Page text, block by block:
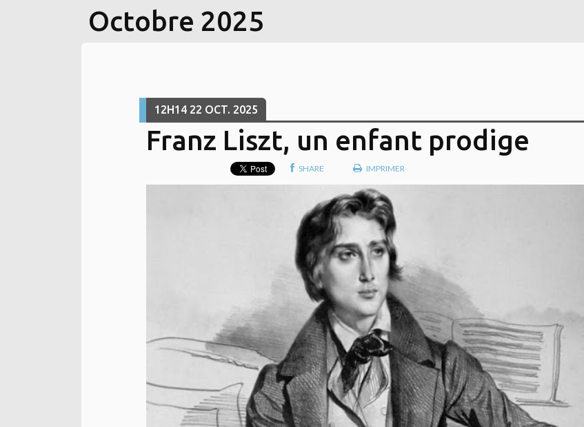
Octobre 2025
12H14 22 OCT. 2025
Franz Liszt, un enfant prodige
SHARE IMPRIMER